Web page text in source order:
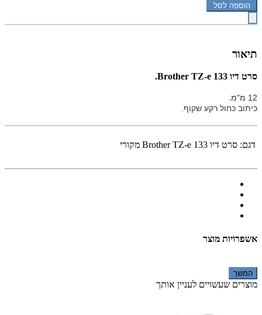
הוספה לסל
תיאור
‏סרט דיו Brother TZ-e 133.
12 מ"מ.
כיתוב כחול רקע שקוף.
דגם: ‏סרט דיו Brother TZ-e 133 מקורי
אשפרויות מוצר
המשך
מוצרים שעשויים לעניין אותך